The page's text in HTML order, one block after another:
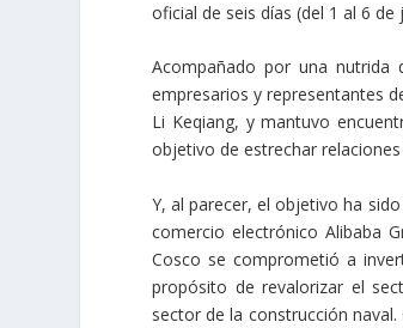
oficial de seis días (del 1 al 6
Acompañado por una nutrida
empresarios y representantes
Li Keqiang, y mantuvo
objetivo de estrechar
Y, al parecer, el objetivo ha
comercio electrónico Alibaba
Cosco se comprometió a
propósito de revalorizar el
sector de la construcción